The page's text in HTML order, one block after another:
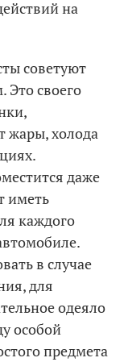
на
советуют
Это своего
жары, холода
даже
иметь
каждого
в случае
для
одеяло
особой
предмета